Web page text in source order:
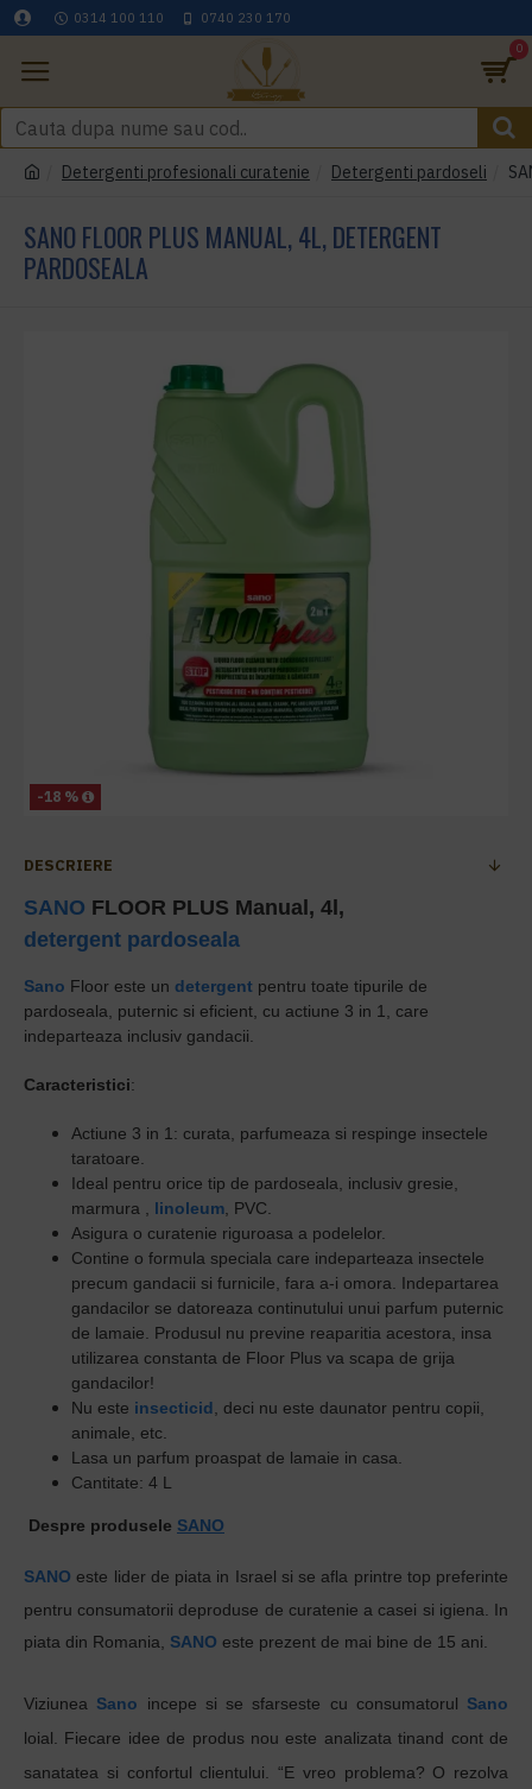
0314 100 110 0740 230 170
0
Detergenti profesionali curatenie Detergenti pardoseli
SANO FLOOR PLUS MANUAL, 4L, DETERGENT
PARDOSEALA
-18 %
DESCRIERE
SANO FLOOR PLUS Manual, 4l,
detergent pardoseala
Sano Floor este un detergent pentru toate tipurile de
pardoseala, puternic si eficient, cu actiune 3 in 1, care
indeparteaza inclusiv gandacii.
Caracteristici:
Actiune 3 in 1: curata, parfumeaza si respinge insectele
taratoare.
Ideal pentru orice tip de pardoseala, inclusiv gresie,
marmura , linoleum , PVC.
Asigura o curatenie riguroasa a podelelor.
Contine o formula speciala care indeparteaza insectele
precum gandacii si furnicile, fara a-i omora. Indepartarea
gandacilor se datoreaza continutului unui parfum puternic
de lamaie. Produsul nu previne reaparitia acestora, insa
utilizarea constanta de Floor Plus va scapa de grija
gandacilor!
Nu este insecticid , deci nu este daunator pentru copii,
animale, etc.
Lasa un parfum proaspat de lamaie in casa.
Cantitate: 4 L
Despre produsele SANO
SANO este lider de piata in Israel si se afla printre top preferinte
pentru consumatorii deproduse de curatenie a casei si igiena . In
piata din Romania, SANO este prezent de mai bine de 15 ani
Viziunea Sano incepe si se sfarseste cu consumatorul Sano
loial. Fiecare idee de produs nou este analizata tinand cont de
sanatatea si confortul clientului. “E vreo problema? O rezolva